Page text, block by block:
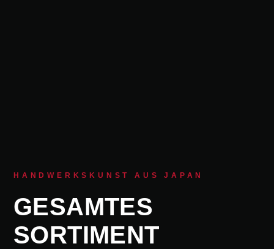
HANDWERKSKUNST AUS JAPAN
GESAMTES
SORTIMENT